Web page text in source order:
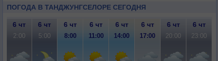
ПОГОДА В ТАНДЖУНГСЕЛОРЕ СЕГОДНЯ
6 чт 6 чт 6 чт 6 чт 6 чт 6 чт 6 чт 6 чт
2:00 5:00 8:00 11:00 14:00 17:00 20:00 23:00